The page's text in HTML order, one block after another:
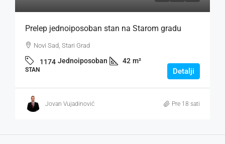
Prelep jednoiposoban stan na Starom gradu
Novi Sad, Stari Grad
1174 Jednoiposoban 42 m²
STAN Detalji
Jovan Vujadinović Pre 18 sati